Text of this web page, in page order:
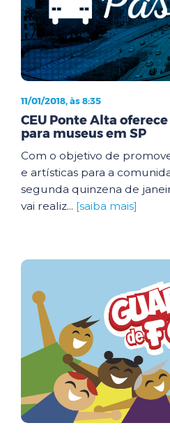
11/01/2018, às 8:35
CEU Ponte Alta
para museus em SP
Com o objetivo de
e artísticas para a
segunda quinzena de
vai realiz... [saiba mais]